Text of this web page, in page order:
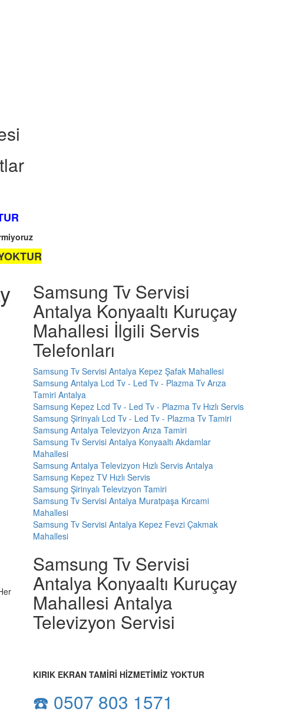
Samsung Tv Servisi
Antalya Konyaaltı Kuruçay
Mahallesi İlgili Servis
Telefonları
Samsung Tv Servisi Antalya Kepez Şafak Mahallesi
Samsung Antalya Lcd Tv - Led Tv - Plazma Tv Arıza
Tamiri Antalya
Samsung Kepez Lcd Tv - Led Tv - Plazma Tv Hızlı Servis
Samsung Şirinyalı Lcd Tv - Led Tv - Plazma Tv Tamiri
Samsung Antalya Televizyon Arıza Tamiri
Samsung Tv Servisi Antalya Konyaaltı Akdamlar
Mahallesi
Samsung Antalya Televizyon Hızlı Servis Antalya
Samsung Kepez TV Hızlı Servis
Samsung Şirinyalı Televizyon Tamiri
Samsung Tv Servisi Antalya Muratpaşa Kırcami
Mahallesi
Samsung Tv Servisi Antalya Kepez Fevzi Çakmak
Mahallesi
Samsung Tv Servisi
Antalya Konyaaltı Kuruçay
Mahallesi Antalya
Televizyon Servisi
KIRIK EKRAN TAMİRİ HİZMETİMİZ YOKTUR
☎️ 0507 803 1571